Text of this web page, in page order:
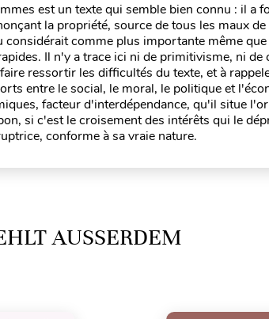
est un texte qui semble bien connu : il a
la propriété, source de tous les maux
comme plus importante même
Il n'y a trace ici ni de primitivisme, ni de
ressortir les difficultés du texte, et à
entre le social, le moral, le politique et
facteur d'interdépendance, qu'il situe
si c'est le croisement des intérêts qui le
conforme à sa vraie nature.
AUSSERDEM